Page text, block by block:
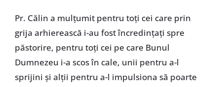
Pr. Călin a mulţumit pentru toţi cei care prin
grija arhierească i-au fost încredinţaţi spre
păstorire, pentru toţi cei pe care Bunul
Dumnezeu i-a scos în cale, unii pentru a-l
sprijini şi alţii pentru a-l impulsiona să poarte